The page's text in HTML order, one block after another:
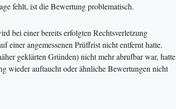
fehlt, ist die Bewertung problematisch.
bei einer bereits erfolgten Rechtsverletzung
einer angemessenen Prüffrist nicht entfernt hatte.
geklärten Gründen) nicht mehr abrufbar war, hatte
wieder auftaucht oder ähnliche Bewertungen nicht